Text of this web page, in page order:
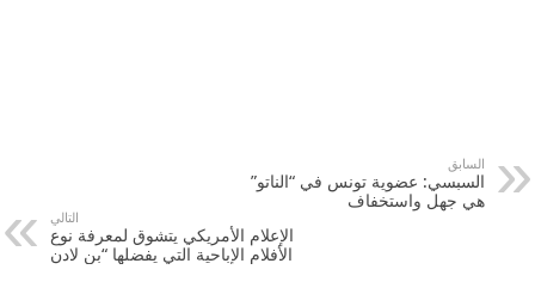
السابق
السبسي: عضوية تونس في “الناتو”
هي جهل واستخفاف
التالي
الإعلام الأمريكي يتشوق لمعرفة نوع
الأفلام الإباحية التي يفضلها “بن لادن